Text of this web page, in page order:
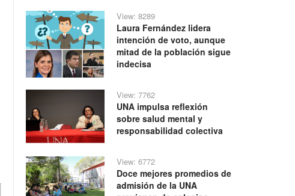
View: 8289
Laura Fernández lidera
intención de voto, aunque
mitad de la población sigue
indecisa
View: 7762
UNA impulsa reflexión
sobre salud mental y
responsabilidad colectiva
View: 6772
Doce mejores promedios de
admisión de la UNA